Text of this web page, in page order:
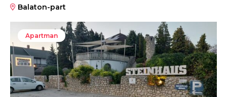
Balaton-part
Apartman